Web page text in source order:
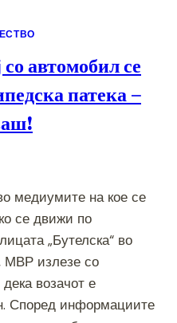
автомобил се
патека –
медиумите на кое се
се движи по
„Бутелска“ во
МВР излезе со
возачот е
Според информациите